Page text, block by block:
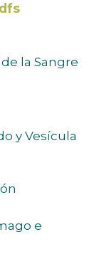
la Sangre
y Vesícula
e